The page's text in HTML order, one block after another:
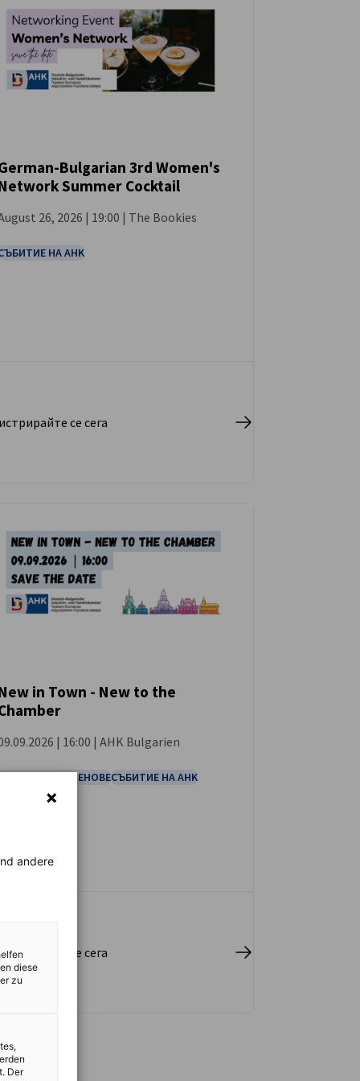
Bulgarian 3rd Women's
Summer Cocktail
26, 2026 | 19:00 | The Bookies
НА AHK
се сега
in Town - New to the
| 16:00 | AHK Bulgarien
ЗА ЧЛЕНОВЕСЪБИТИЕ НА AHK
се сега
andere
diese
zu
Der